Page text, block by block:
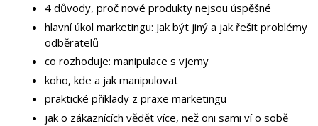
4 důvody, proč nové produkty nejsou úspěšné
hlavní úkol marketingu: Jak být jiný a jak řešit problémy
odběratelů
co rozhoduje: manipulace s vjemy
koho, kde a jak manipulovat
praktické příklady z praxe marketingu
jak o zákaznících vědět více, než oni sami ví o sobě